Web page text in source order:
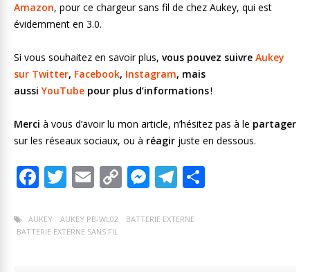
Amazon, pour ce chargeur sans fil de chez Aukey, qui est
évidemment en 3.0.
Si vous souhaitez en savoir plus, vous pouvez suivre Aukey
sur Twitter, Facebook, Instagram, mais
aussiYouTube pour plus d’informations!
Merci à vous d’avoir lu mon article, n’hésitez pas à le partager
sur les réseaux sociaux, ou à réagir juste en dessous.
F
e
b
T
itt
er
E
ai
l
C
p
M
ss
T
e
AUKEY AUKEY PB-WL02
BATTERIE EXTERNE
BATTERIE EXTERNE SANS FIL